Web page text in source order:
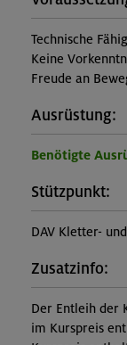
Technische
Keine
Freude an
Ausrüstung:
Benötigte
Stützpunkt:
DAV Kletter-
Zusatzinfo:
Der Entleih der
im Kurspreis